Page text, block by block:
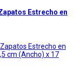
Estrecho en